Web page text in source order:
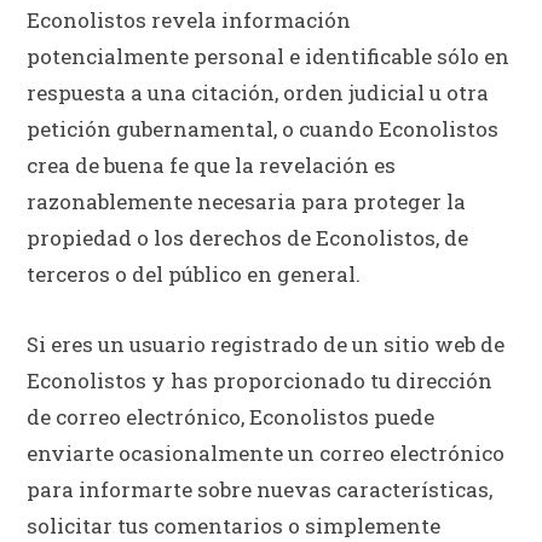
Econolistos revela información
potencialmente personal e identificable sólo en
respuesta a una citación, orden judicial u otra
petición gubernamental, o cuando Econolistos
crea de buena fe que la revelación es
razonablemente necesaria para proteger la
propiedad o los derechos de Econolistos, de
terceros o del público en general.
Si eres un usuario registrado de un sitio web de
Econolistos y has proporcionado tu dirección
de correo electrónico, Econolistos puede
enviarte ocasionalmente un correo electrónico
para informarte sobre nuevas características,
solicitar tus comentarios o simplemente